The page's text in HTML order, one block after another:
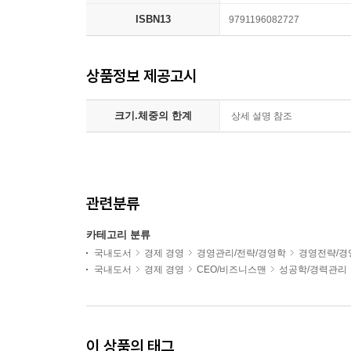
ISBN13 9791196082727
상품정보 제공고시
크기.체중의 한계 상세 설명 참조
관련분류
카테고리 분류
국내도서 경제 경영 경영관리/전략/경영학
경영전략/경
국내도서
경제 경영 CEO/비즈니스맨 성공학/경력관리
이 상품의 태그